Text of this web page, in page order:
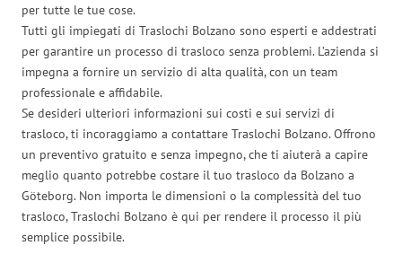
per tutte le tue cose.
Tutti gli impiegati di Traslochi Bolzano sono esperti e addestrati
per garantire un processo di trasloco senza problemi. L’azienda si
impegna a fornire un servizio di alta qualità, con un team
professionale e affidabile.
Se desideri ulteriori informazioni sui costi e sui servizi di
trasloco, ti incoraggiamo a contattare Traslochi Bolzano. Offrono
un preventivo gratuito e senza impegno, che ti aiuterà a capire
meglio quanto potrebbe costare il tuo trasloco da Bolzano a
Göteborg. Non importa le dimensioni o la complessità del tuo
trasloco, Traslochi Bolzano è qui per rendere il processo il più
semplice possibile.